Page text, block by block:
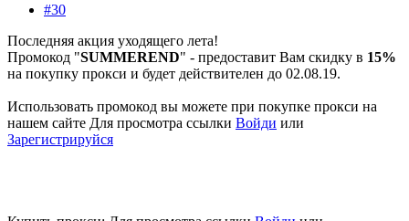
#30
Последняя акция уходящего лета!
Промокод "SUMMEREND" - предоставит Вам скидку в 15%
на покупку прокси и будет действителен до 02.08.19.
Использовать промокод вы можете при покупке прокси на
нашем сайте Для просмотра ссылки Войди или
Зарегистрируйся